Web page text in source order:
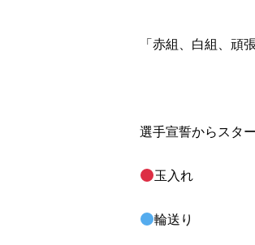
「赤組、白組、頑
選手宣誓からスター
玉入れ
輪送り